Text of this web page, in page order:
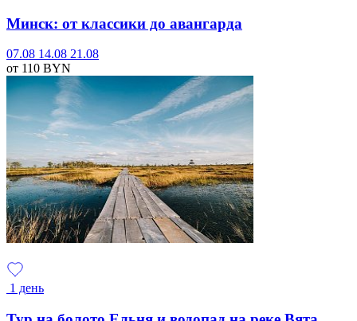
Минск: от классики до авангарда
07.08 14.08 21.08
от 110 BYN
1 день